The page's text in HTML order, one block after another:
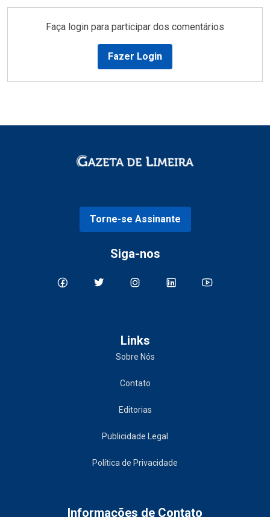
Faça login para participar dos comentários
Fazer Login
Torne-se Assinante
Siga-nos
Links
Sobre Nós
Contato
Editorias
Publicidade Legal
Política de Privacidade
Informações de Contato